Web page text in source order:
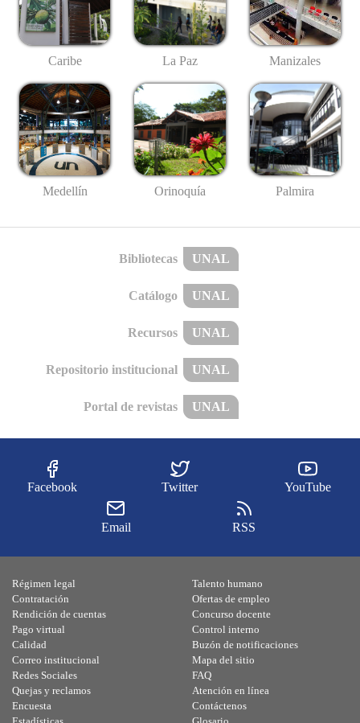
Caribe La Paz Manizales
Medellín Orinoquía Palmira
Bibliotecas UNAL
Catálogo UNAL
Recursos UNAL
Repositorio institucional UNAL
Portal de revistas UNAL
Facebook Twitter YouTube
Email RSS
Régimen legal
Contratación
Rendición de cuentas
Pago virtual
Calidad
Talento humano
Ofertas de empleo
Concurso docente
Control interno
Buzón de notificaciones
Correo institucional
Redes Sociales
Quejas y reclamos
Encuesta
Mapa del sitio
FAQ
Atención en línea
Contáctenos